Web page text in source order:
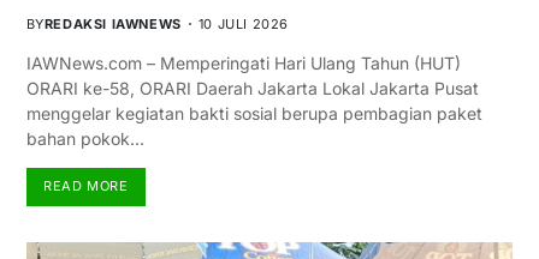
BYREDAKSI IAWNEWS 10 JULI 2026
IAWNews.com – Memperingati Hari Ulang Tahun (HUT)
ORARI ke-58, ORARI Daerah Jakarta Lokal Jakarta Pusat
menggelar kegiatan bakti sosial berupa pembagian paket
bahan pokok…
READ MORE